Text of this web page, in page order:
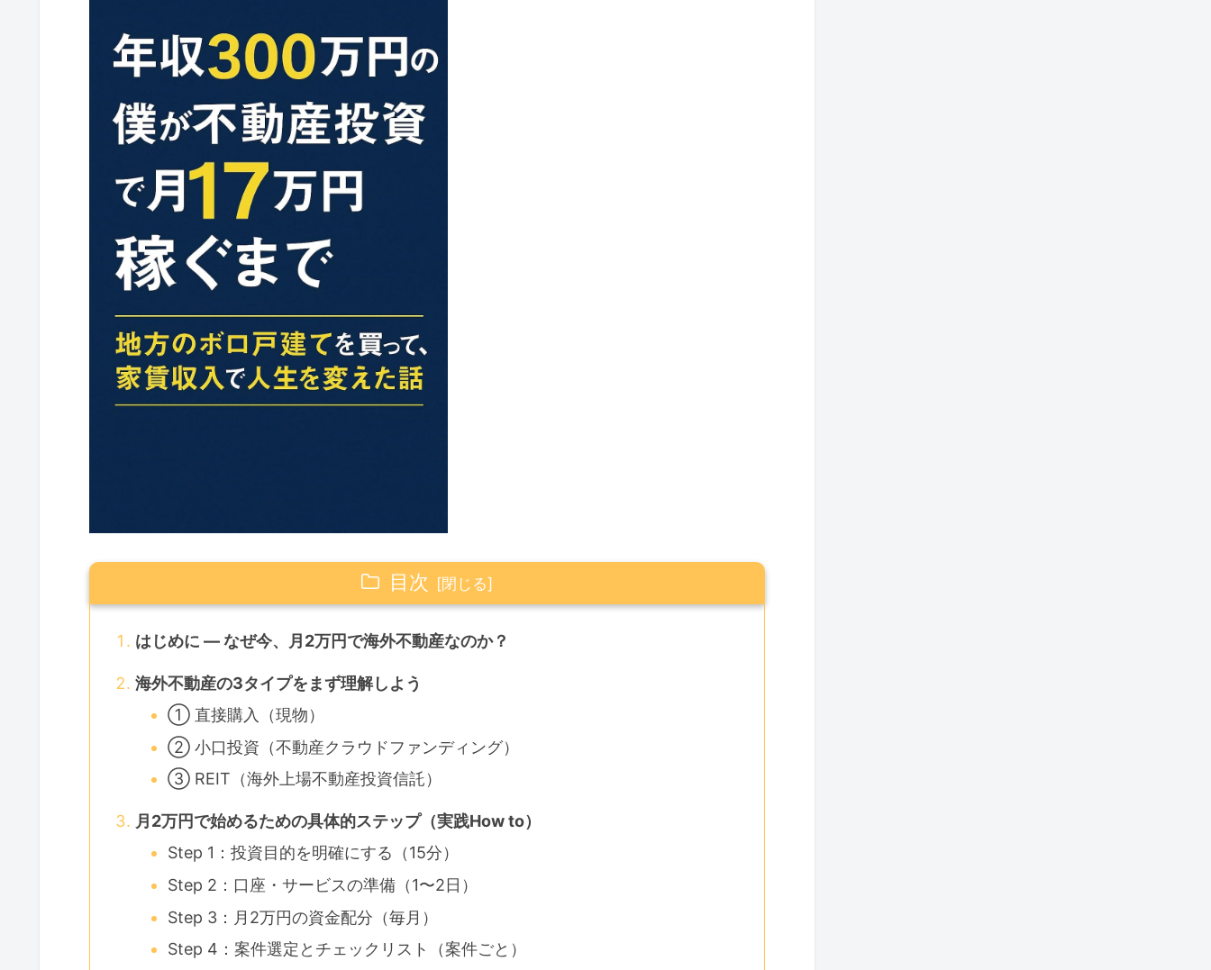
目次
はじめに — なぜ今、月2万円で海外不動産なのか？
海外不動産の3タイプをまず理解しよう
① 直接購入（現物）
② 小口投資（不動産クラウドファンディング）
③ REIT（海外上場不動産投資信託）
月2万円で始めるための具体的ステップ（実践How to）
Step 1：投資目的を明確にする（15分）
Step 2：口座・サービスの準備（1〜2日）
Step 3：月2万円の資金配分（毎月）
Step 4：案件選定とチェックリスト（案件ごと）